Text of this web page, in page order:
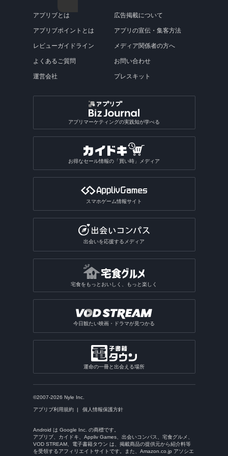
収集ゲームアプリ
ストレス発散ゲームアプリ
料理・食べ物系ゲームアプリ
恐竜ゲームアプリ
陸上競技ゲームアプリ
格闘技・武道ゲームアプリ
卓球ゲームアプリ
バドミントンゲームアプリ
バレーゲームアプリ
ビリヤードゲームアプリ
ビリヤードゲームアプリ
ピンボールゲームアプリ
ポーカーアプリ
ブラックジャックアプリ
運試しゲームアプリ
チンチロリンアプリ
キャンディクラッシュ系ゲームアプリ
テトリス系ゲームアプリ
ぷよぷよ系ゲームアプリ
2048系ゲームアプリ
パズルボブル系ゲームアプリ
モンスト系ゲームアプリ
不思議のダンジョン系アプリ
3Dサンドボックスアプリ
クラロワ系対戦ゲームアプリ
Steamゲームをスマホでアプリ
ロック画面メモアプリ
キャラクターメモアプリ
猫翻訳アプリ
猫アプリ
AIチャットアプリ
インターネットアプリ
VRアプリ
自治体アプリ総合
求人アプリ
求人アプリ総合
SPI対策アプリ
就活アプリ
バイト探しアプリ
インターンアプリ
人材派遣求人情報アプリ
女子向けSNSアプリ
子育てSNSアプリ
SNS一括投稿アプリ
匿名SNSアプリ
アバターSNSアプリ
モーターボートゲームアプリ
4輪スポーツアプリ
メンタルトレーニングアプリ
拡大鏡アプリ
テキスト読み上げアプリ
書き込みできる地図アプリ
防災マップアプリ
駅構内案内アプリ
徒歩ナビアプリ
航空券予約アプリ
フライトレーダーアプリ
道路交通情報アプリ
英和・和英辞典アプリ
英英辞典アプリ
翻訳アプリ
絵本アプリ総合
図鑑アプリ総合
魚図鑑アプリ
昆虫図鑑アプリ
レジアプリ
せどりアプリ
ネットスーパーアプリ
ステッカー作成アプリ
映画チケットアプリ
曲名検索アプリ
楽器演奏アプリ
作曲アプリ
音楽SNSアプリ
ポッドキャストアプリ
ラジオ録音アプリ
本アプリ総合
小説アプリ
読書記録・本棚管理アプリ
推し活アプリ
推し活アプリ総合
占いアプリ総合
星座占いアプリ
四柱推命アプリ
動物占いアプリ
おみくじアプリ
おもしろい診断アプリ
おもしろい診断アプリ総合
性格診断アプリ
ギャンブルアプリ総合
パチンコ・パチスロアプリ
宝くじアプリ
公営ギャンブルアプリ
芸術・文化アプリ
芸術鑑賞アプリ
サブカルチャーアプリ
VTuberアプリ
テレビアプリ
テレビアプリ総合
TV番組表アプリ
テレビリモコンアプリ
オタクアプリ総合
風景撮影向きカメラアプリ
動画撮影アプリ
写真スタンプアプリ
写真修正アプリ
写真合成アプリ
おもしろ加工アプリ
誕生日動画アプリ
盛れるビデオカメラアプリ
動画ファイル形式変換アプリ
動画モザイクアプリ
動画分割アプリ
動画に文字を入れるアプリ
写真を動画にするアプリ
動画を写真にするアプリ
写真を隠すアプリ
写真共有アプリ
Exif情報編集アプリ
同じ写真を探すアプリ
動画再生アプリ
動画再生アプリ総合
動画スロー再生・早送りアプリ
画像を探すアプリ
壁紙のダウンロードアプリ
アプリブとは
アプリブポイントとは
レビューガイドライン
よくあるご質問
運営会社
広告掲載について
アプリの宣伝・集客方法
メディア関係者の方へ
お問い合わせ
プレスキット
アプリマーケティングの実践知が学べる
お得なセール情報の「買い時」メディア
スマホゲーム情報サイト
出会いを応援するメディア
宅食をもっとおいしく、もっと楽しく
今日観たい映画・ドラマが見つかる
運命の一冊と出会える場所
©2007-2026 Nyle Inc.
アプリブ利用規約 個人情報保護方針
Android は Google Inc. の商標です。
アプリブ、カイドキ、Appliv Games、出会いコンパス、宅食グルメ、
VOD STREAM、電子書籍タウン は、掲載商品の提供元から紹介料等
を受領するアフィリエイトサイトです。また、Amazon.co.jp アソシエ